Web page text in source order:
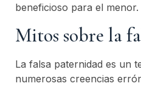
beneficioso para el menor.
Mitos sobre la
La falsa paternidad es un
numerosas creencias